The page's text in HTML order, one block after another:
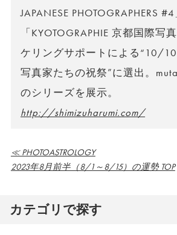
JAPANESE PHOTOGRAPHERS
「KYOTOGRAPHIE 京都国際写
ケリングサポートによる“10/
写真家たちの祝祭”に選出。
のシリーズを展示。
http://shimizuharumi.com/
≪ PHOTOASTROLOGY
2023年8月前半（8/1～8/15）の運勢 TOP
カテゴリで探す